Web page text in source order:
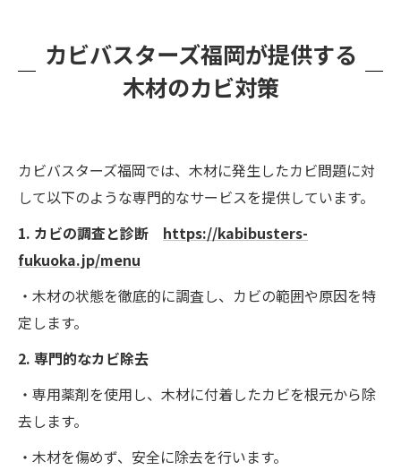
カビバスターズ福岡が提供する
木材のカビ対策
カビバスターズ福岡では、木材に発生したカビ問題に対
して以下のような専門的なサービスを提供しています。
1. カビの調査と診断 https://kabibusters-
fukuoka.jp/menu
・木材の状態を徹底的に調査し、カビの範囲や原因を特
定します。
2. 専門的なカビ除去
・専用薬剤を使用し、木材に付着したカビを根元から除
去します。
・木材を傷めず、安全に除去を行います。